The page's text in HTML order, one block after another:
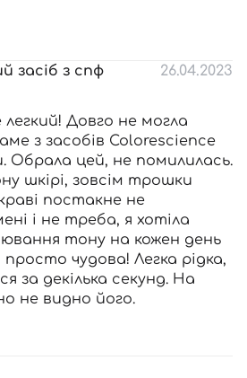
засіб з спф 26.04.2023
Довго не могла
з засобів Colorescience
Обрала цей, не помилилась.
шкірі, зовсім трошки
постакне не
і не треба, я хотіла
тону на кожен день
чудова! Легка рідка,
за декілька секунд. На
не видно його.